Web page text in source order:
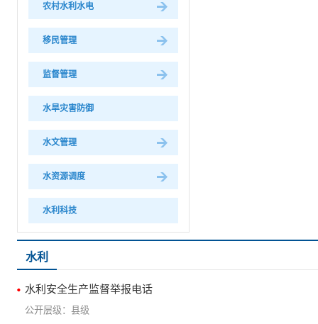
农村水利水电
移民管理
监督管理
水旱灾害防御
水文管理
水资源调度
水利科技
水利
水利安全生产监督举报电话
县级